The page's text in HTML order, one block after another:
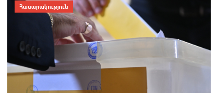
Հասարակություն